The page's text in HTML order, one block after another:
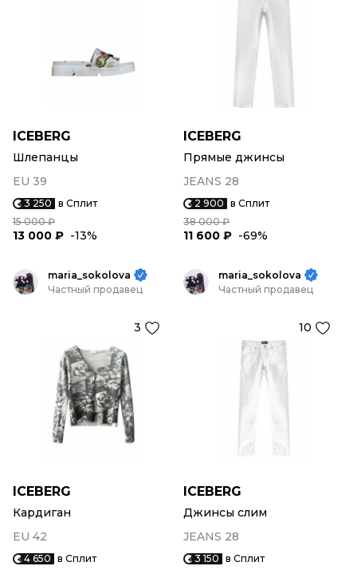
ICEBERG
Шлепанцы
EU 39
3 250 в Сплит
15 000 ₽
13 000 ₽ -13%
ICEBERG
Прямые джинсы
JEANS 28
2 900 в Сплит
38 000 ₽
11 600 ₽ -69%
maria_sokolova
Частный продавец
3
ICEBERG
Кардиган
EU 42
4 650 в Сплит
maria_sokolova
Частный продавец
10
ICEBERG
Джинсы слим
JEANS 28
3 150 в Сплит